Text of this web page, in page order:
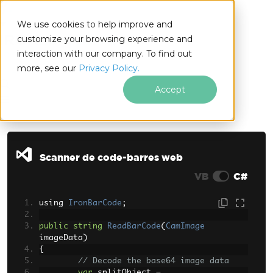
We use cookies to help improve and
customize your browsing experience and
interaction with our company. To find out
more, see our Privacy Policy.
Accept
.NET
Scanner de code-barres web
VB
C#
using IronBarCode ;
public string ReadBarCode( CamImage
imageData )
{
// Decode the base64 image data